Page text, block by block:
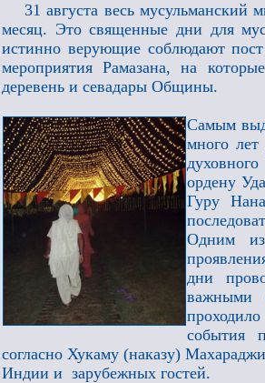
31 августа весь мусульманский
месяц. Это священные дни для
истинно верующие соблюдают
мероприятия Рамазана, на
деревень и севадары Общины.
Самым
много
ордену
Гуру
Одним
дни
важными
события
согласно Хукаму (наказу)
Индии и зарубежных гостей.